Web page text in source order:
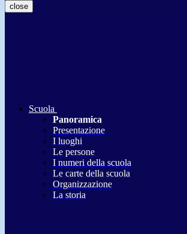
close
Scuola
Panoramica
Presentazione
I luoghi
Le persone
I numeri della scuola
Le carte della scuola
Organizzazione
La storia